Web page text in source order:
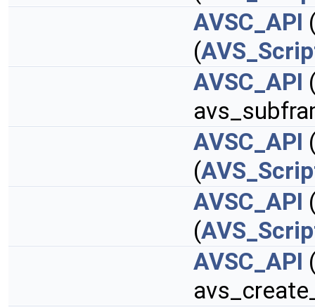
AVSC_API
(
AVSC_API
AVSC_API
(
AVSC_API
(
AVSC_API